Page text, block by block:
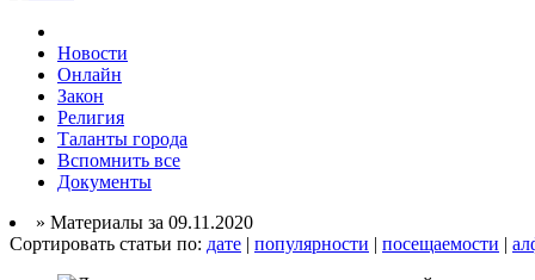
Новости
Онлайн
Закон
Религия
Таланты города
Вспомнить все
Документы
» Материалы за 09.11.2020
Сортировать статьи по: дате | популярности | посещаемости |